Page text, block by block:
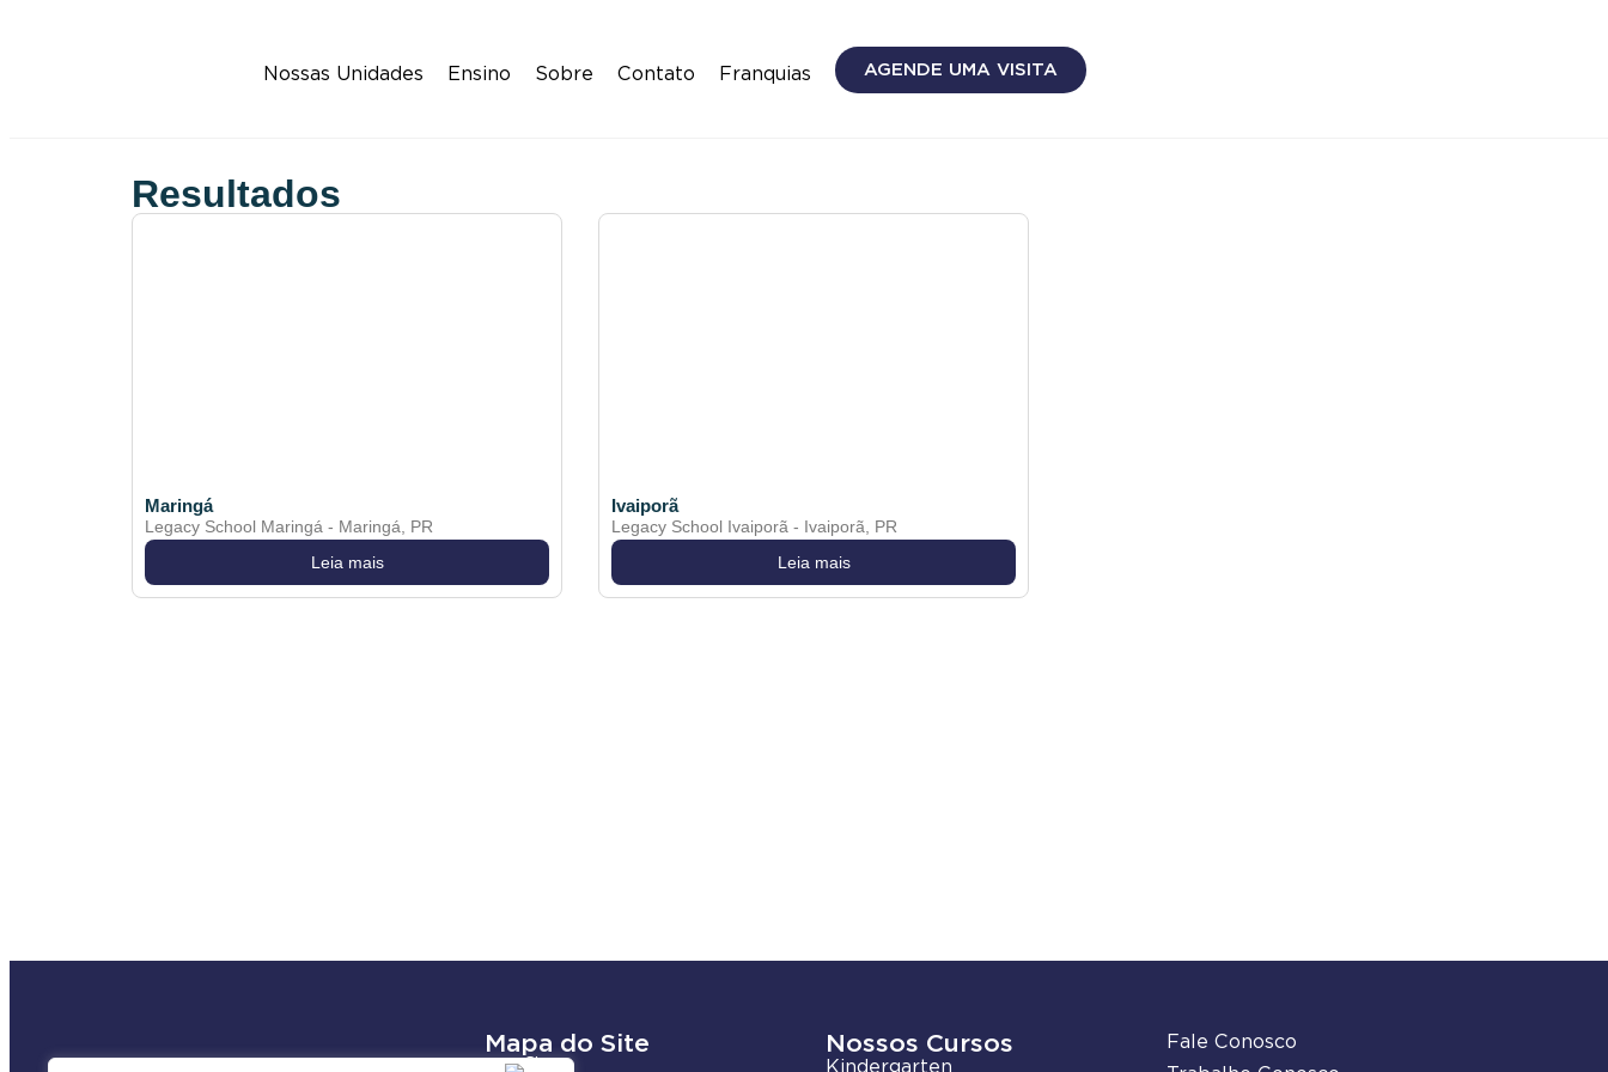
Nossas Unidades Ensino Sobre Contato Franquias AGENDE UMA VISITA
Resultados
Maringá
Legacy School Maringá - Maringá, PR
Leia mais
Ivaiporã
Legacy School Ivaiporã - Ivaiporã, PR
Leia mais
Mapa do Site
Unidades
Nossos Cursos
Kindergarten
Fale Conosco